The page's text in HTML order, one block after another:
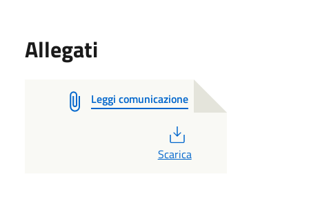
Allegati
Leggi comunicazione
Scarica